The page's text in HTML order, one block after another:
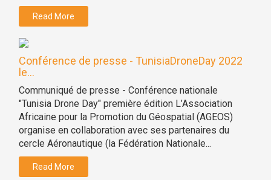
Read More
Conférence de presse - TunisiaDroneDay 2022
le...
Communiqué de presse - Conférence nationale
"Tunisia Drone Day" première édition L’Association
Africaine pour la Promotion du Géospatial (AGEOS)
organise en collaboration avec ses partenaires du
cercle Aéronautique (la Fédération Nationale...
Read More